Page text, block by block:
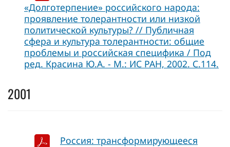
«Долготерпение» российского народа:
проявление толерантности или низкой
политической культуры? // Публичная
сфера и культура толерантности: общие
проблемы и российская специфика / Под
ред. Красина Ю.А. - М.: ИС РАН, 2002. С.114.
2001
Россия: трансформирующееся